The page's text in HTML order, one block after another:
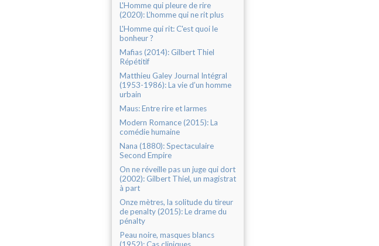
L'Homme qui pleure de rire
(2020): L’homme qui ne rit plus
L'Homme qui rit: C'est quoi le
bonheur ?
Mafias (2014): Gilbert Thiel
Répétitif
Matthieu Galey Journal Intégral
(1953-1986): La vie d’un homme
urbain
Maus: Entre rire et larmes
Modern Romance (2015): La
comédie humaine
Nana (1880): Spectaculaire
Second Empire
On ne réveille pas un juge qui dort
(2002): Gilbert Thiel, un magistrat
à part
Onze mètres, la solitude du tireur
de penalty (2015): Le drame du
pénalty
Peau noire, masques blancs